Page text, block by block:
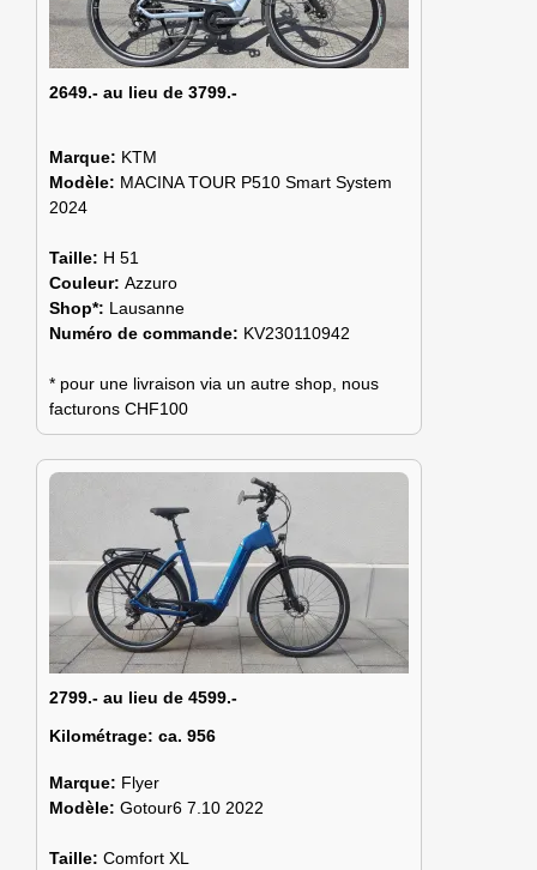
2649.- au lieu de 3799.-
Marque: KTM
Modèle: MACINA TOUR P510 Smart System
2024
Taille: H 51
Couleur: Azzuro
Shop*: Lausanne
Numéro de commande: KV230110942
* pour une livraison via un autre shop, nous
facturons CHF100
2799.- au lieu de 4599.-
Kilométrage: ca. 956
Marque: Flyer
Modèle: Gotour6 7.10 2022
Taille: Comfort XL